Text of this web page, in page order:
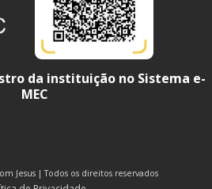
da instituição no Sistema e-
MEC
Jesus | Todos os direitos reservados